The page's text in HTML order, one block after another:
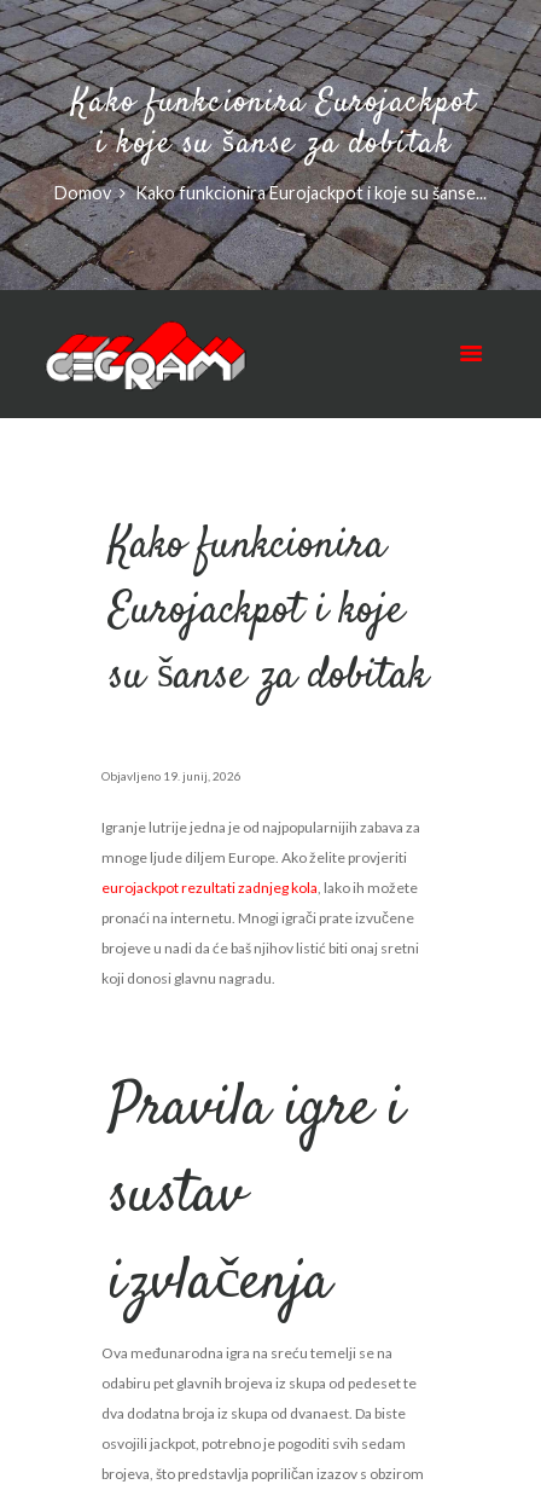
Kako funkcionira Eurojackpot
i koje su šanse za dobitak
Domov Kako funkcionira Eurojackpot i koje su šanse...
Kako funkcionira
Eurojackpot i koje
su šanse za dobitak
Objavljeno 19. junij, 2026
Igranje lutrije jedna je od najpopularnijih zabava za
mnoge ljude diljem Europe. Ako želite provjeriti
eurojackpot rezultati zadnjeg kola , lako ih možete
pronaći na internetu. Mnogi igrači prate izvučene
brojeve u nadi da će baš njihov listić biti onaj sretni
koji donosi glavnu nagradu.
Pravila igre i
sustav
izvlačenja
Ova međunarodna igra na sreću temelji se na
odabiru pet glavnih brojeva iz skupa od pedeset te
dva dodatna broja iz skupa od dvanaest. Da biste
osvojili jackpot, potrebno je pogoditi svih sedam
brojeva, što predstavlja popriličan izazov s obzirom